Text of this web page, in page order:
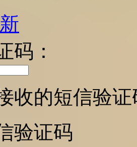
码：
收的短信验证
验证码